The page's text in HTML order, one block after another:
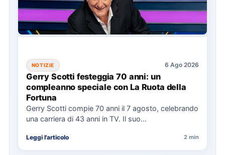
NOTIZIE 6 Ago 2026
Gerry Scotti festeggia 70 anni: un
compleanno speciale con La Ruota della
Fortuna
Gerry Scotti compie 70 anni il 7 agosto, celebrando
una carriera di 43 anni in TV. Il suo…
Leggi l'articolo 2 min